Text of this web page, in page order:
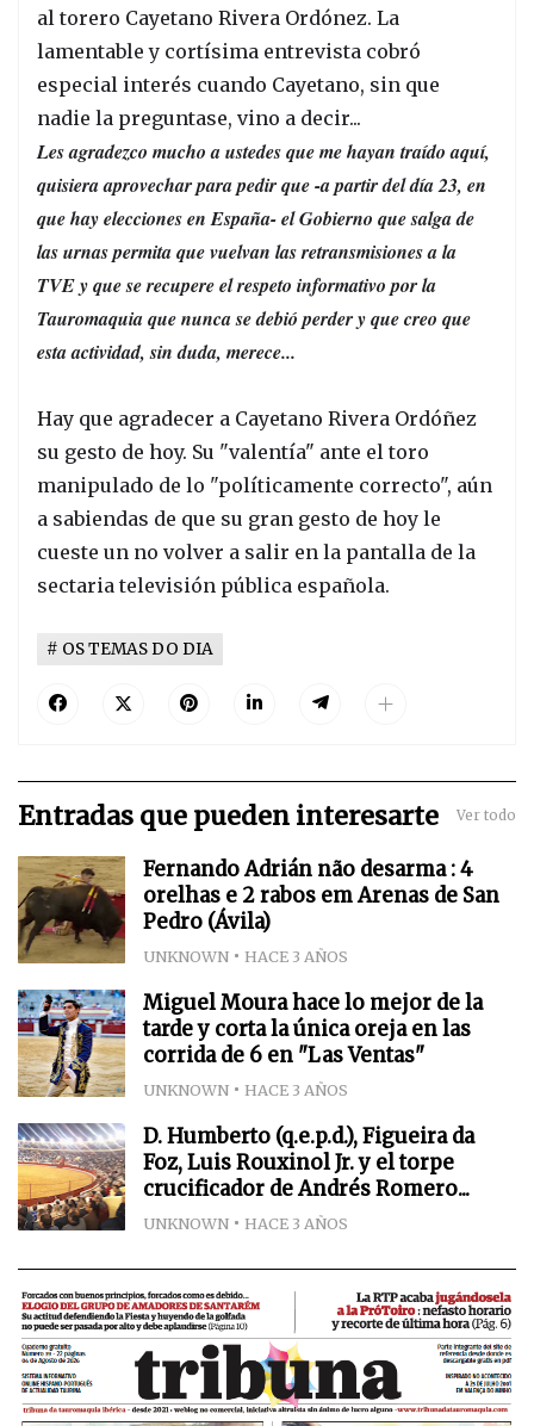
al torero Cayetano Rivera Ordónez. La
lamentable y cortísima entrevista cobró
especial interés cuando Cayetano, sin que
nadie la preguntase, vino a decir...
Les agradezco mucho a ustedes que me hayan traído aquí,
quisiera aprovechar para pedir que -a partir del día 23, en
que hay elecciones en España- el Gobierno que salga de
las urnas permita que vuelvan las retransmisiones a la
TVE y que se recupere el respeto informativo por la
Tauromaquia que nunca se debió perder y que creo que
esta actividad, sin duda, merece...
Hay que agradecer a Cayetano Rivera Ordóñez
su gesto de hoy. Su "valentía" ante el toro
manipulado de lo "políticamente correcto", aún
a sabiendas de que su gran gesto de hoy le
cueste un no volver a salir en la pantalla de la
sectaria televisión pública española.
OS TEMAS DO DIA
Entradas que pueden interesarte Ver todo
Fernando Adrián não desarma : 4
orelhas e 2 rabos em Arenas de San
Pedro (Ávila)
UNKNOWN HACE 3 AÑOS
Miguel Moura hace lo mejor de la
tarde y corta la única oreja en las
corrida de 6 en "Las Ventas"
UNKNOWN HACE 3 AÑOS
D. Humberto (q.e.p.d.), Figueira da
Foz, Luis Rouxinol Jr. y el torpe
crucificador de Andrés Romero...
UNKNOWN HACE 3 AÑOS